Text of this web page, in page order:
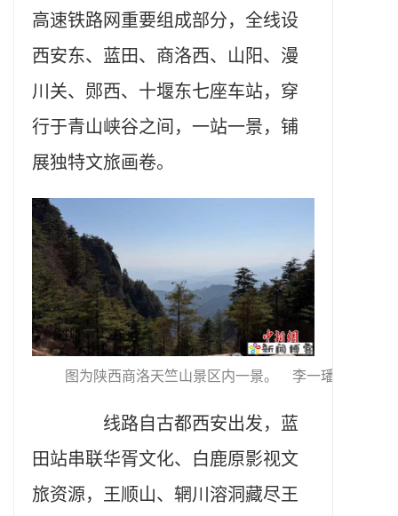
高速铁路网重要组成部分，全线设
西安东、蓝田、商洛西、山阳、漫
川关、郧西、十堰东七座车站，穿
行于青山峡谷之间，一站一景，铺
展独特文旅画卷。
图为陕西商洛天竺山景区内一景。 李一璠 摄
线路自古都西安出发，蓝
田站串联华胥文化、白鹿原影视文
旅资源，王顺山、辋川溶洞藏尽王